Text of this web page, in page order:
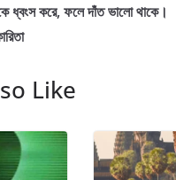
ধ্বংস করে, ফলে দাঁত ভালো থাকে।
Like